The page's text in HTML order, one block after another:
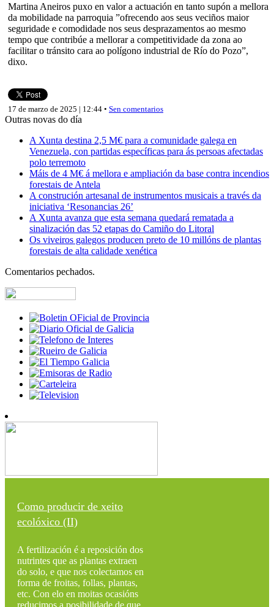
Martina Aneiros puxo en valor a actuación en tanto supón a mellora
da mobilidade na parroquia ”ofrecendo aos seus veciños maior
seguridade e comodidade nos seus desprazamentos ao mesmo
tempo que contribúe a mellorar a competitividade da zona ao
facilitar o tránsito cara ao polígono industrial de Río do Pozo”,
dixo.
17 de marzo de 2025 | 12:44 • Sen comentarios
Outras novas do día
A Xunta destina 2,5 M€ para a comunidade galega en
Venezuela, con partidas específicas para ás persoas afectadas
polo terremoto
Máis de 4 M€ á mellora e ampliación da base contra incendios
forestais de Antela
A construción artesanal de instrumentos musicais a través da
iniciativa ‘Resonancias 26’
A Xunta avanza que esta semana quedará rematada a
sinalización das 52 etapas do Camiño do Litoral
Os viveiros galegos producen preto de 10 millóns de plantas
forestais de alta calidade xenética
Comentarios pechados.
Como producir de xeito
ecolóxico (II)
A fertilización é a reposición dos
nutrintes que as plantas extraen
do solo, e que nos colectamos en
forma de froitas, follas, plantas,
etc. Con elo en moitas ocasións
reducimos a posibilidade de que